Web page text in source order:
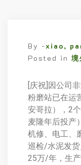
By -xiao,
Posted in 境
[庆祝]因公司
粉磨站已在运
安哥拉），2
麦隆年后投产
机修、电工、
巡检/水泥发
25万/年，生